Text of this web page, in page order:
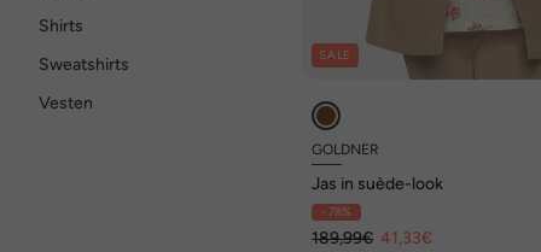
Shirts
Sweatshirts
Vesten
SALE
GOLDNER
Jas in suède-look
- 78%
189,99€ 41,33€